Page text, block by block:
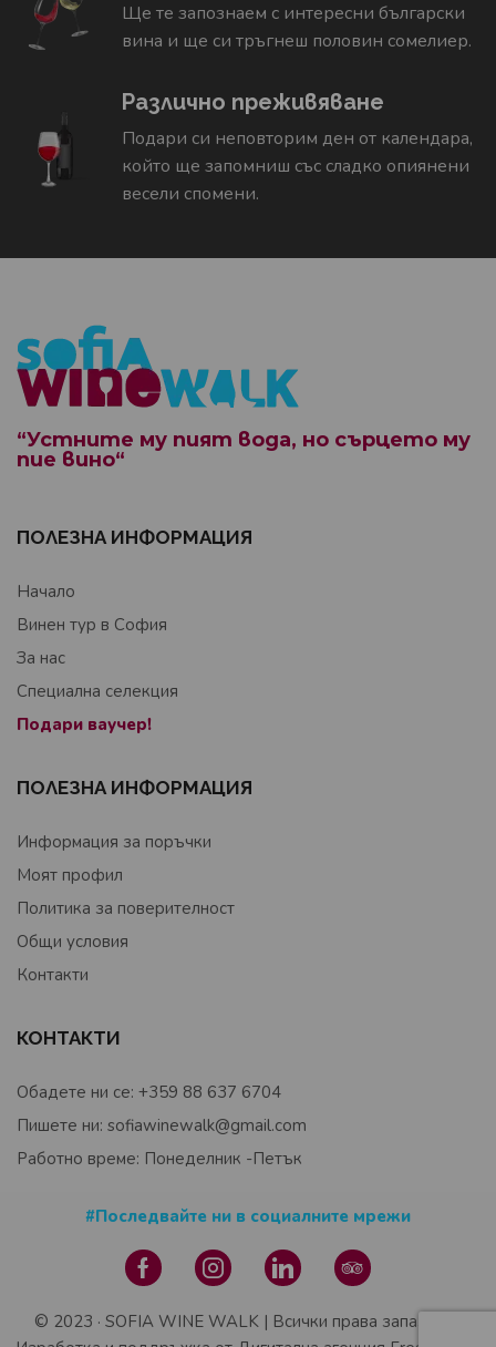
Ще те запознаем с интересни български
вина и ще си тръгнеш половин сомелиер.
Различно преживяване
Подари си неповторим ден от календара,
който ще запомниш със сладко опиянени
весели спомени.
“Устните му пият вода, но сърцето му
пие вино“
ПОЛЕЗНА ИНФОРМАЦИЯ
Начало
Винен тур в София
За нас
Специална селекция
Подари ваучер!
ПОЛЕЗНА ИНФОРМАЦИЯ
Информация за поръчки
Моят профил
Политика за поверителност
Общи условия
Контакти
КОНТАКТИ
Обадете ни се: +359 88 637 6704
Пишете ни: sofiawinewalk@gmail.com
Работно време: Понеделник -Петък
#Последвайте ни в социалните мрежи
© 2023 · SOFIA WINE WALK | Всички права запазени |